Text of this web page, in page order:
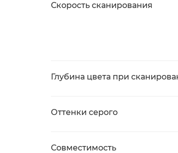
Скорость сканирования
Глубина цвета при
Оттенки серого
Совместимость